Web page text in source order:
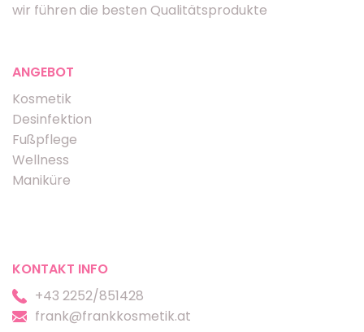
wir führen die besten Qualitätsprodukte
ANGEBOT
Kosmetik
Desinfektion
Fußpflege
Wellness
Maniküre
KONTAKT INFO
+43 2252/851428
frank@frankkosmetik.at